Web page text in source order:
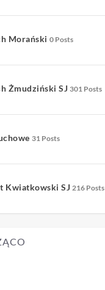
Morański 0 Posts
Żmudziński SJ 301 Posts
31 Posts
Kwiatkowski SJ 216 Posts